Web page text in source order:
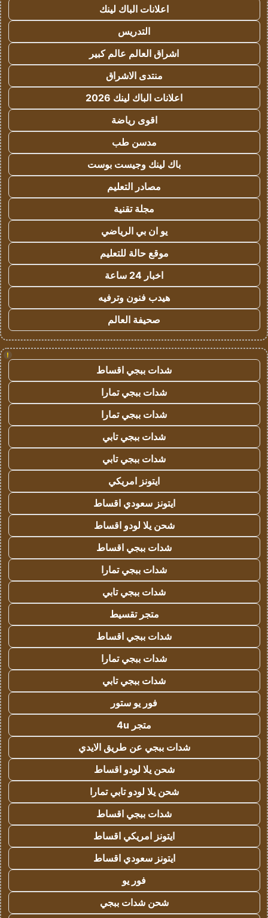
اعلانات الباك لينك
التدريس
اشراق العالم عالم كبير
منتدى الاشراق
اعلانات الباك لينك 2026
اقوى رياضة
مدسن طب
باك لينك وجيست بوست
مصادر التعليم
مجلة تقنية
يو ان بي الرياضي
موقع حالة للتعليم
اخبار 24 ساعة
هيدب فنون وترفيه
صحيفة العالم
!
شدات ببجي اقساط
شدات ببجي تمارا
شدات ببجي تمارا
شدات ببجي تابي
شدات ببجي تابي
ايتونز امريكي
ايتونز سعودي اقساط
شحن يلا لودو اقساط
شدات ببجي اقساط
شدات ببجي تمارا
شدات ببجي تابي
متجر تقسيط
شدات ببجي اقساط
شدات ببجي تمارا
شدات ببجي تابي
فور يو ستور
متجر 4u
شدات ببجي عن طريق الايدي
شحن يلا لودو اقساط
شحن يلا لودو تابي تمارا
شدات ببجي اقساط
ايتونز امريكي اقساط
ايتونز سعودي اقساط
فور يو
شحن شدات ببجي